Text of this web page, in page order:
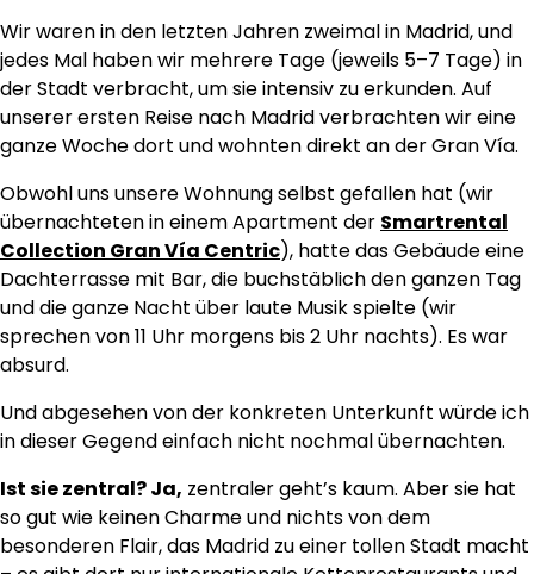
Wir waren in den letzten Jahren zweimal in Madrid, und
jedes Mal haben wir mehrere Tage (jeweils 5–7 Tage) in
der Stadt verbracht, um sie intensiv zu erkunden. Auf
unserer ersten Reise nach Madrid verbrachten wir eine
ganze Woche dort und wohnten direkt an der Gran Vía.
Obwohl uns unsere Wohnung selbst gefallen hat (wir
übernachteten in einem Apartment der Smartrental
Collection Gran Vía Centric), hatte das Gebäude eine
Dachterrasse mit Bar, die buchstäblich den ganzen Tag
und die ganze Nacht über laute Musik spielte (wir
sprechen von 11 Uhr morgens bis 2 Uhr nachts). Es war
absurd.
Und abgesehen von der konkreten Unterkunft würde ich
in dieser Gegend einfach nicht nochmal übernachten.
Ist sie zentral? Ja, zentraler geht’s kaum. Aber sie hat
so gut wie keinen Charme und nichts von dem
besonderen Flair, das Madrid zu einer tollen Stadt macht